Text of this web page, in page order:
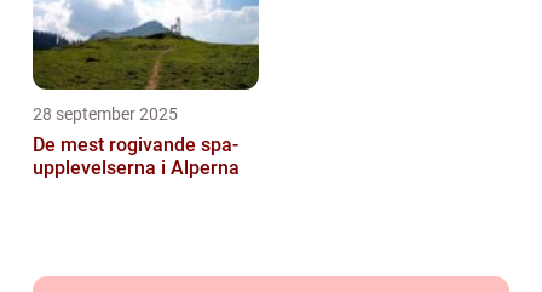
28 september 2025
De mest rogivande spa-
upplevelserna i Alperna